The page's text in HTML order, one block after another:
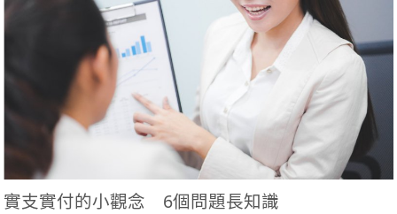
實支實付的小觀念 6個問題長知識